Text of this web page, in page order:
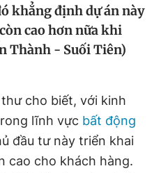
Liên hệ quảng cáo
khẳng định dự án này
cao hơn nữa khi
Thành - Suối Tiên)
cho biết, với kinh
lĩnh vực bất động
đầu tư này triển khai
cao cho khách hàng.